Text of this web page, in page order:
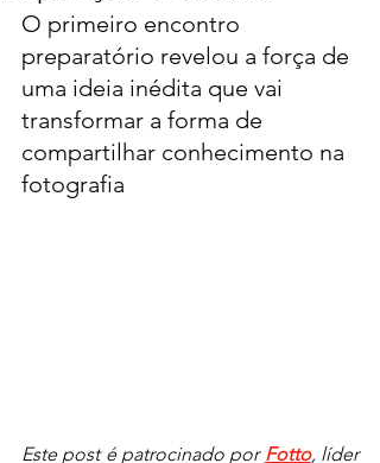
O primeiro encontro
preparatório revelou a força de
uma ideia inédita que vai
transformar a forma de
compartilhar conhecimento na
fotografia
Este post é patrocinado por Fotto, líder